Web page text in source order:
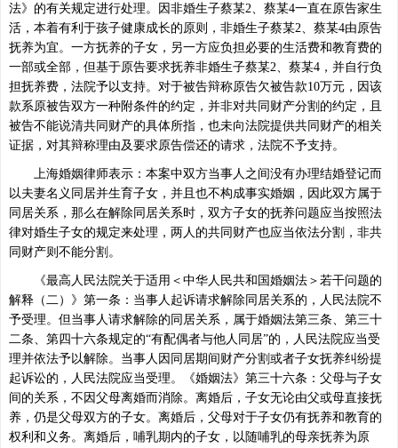
法》的有关规定进行处理。因非婚生子蔡某2、蔡某4一直在原告家生
活，本着有利于孩子健康成长的原则，非婚生子蔡某2、蔡某4由原告
抚养为宜。一方抚养的子女，另一方应负担必要的生活费和教育费的
一部或全部，但基于原告要求抚养非婚生子蔡某2、蔡某4，并自行负
担抚养费，法院予以支持。对于被告辩称原告欠被告款10万元，因该
款系原被告双方一种附条件的约定，并非对共同财产分割的约定，且
被告不能说清共同财产的具体所指，也未向法院提供共同财产的相关
证据，对其辩称理由及要求原告偿还的请求，法院不予支持。
上海婚姻律师表示：本案中双方当事人之间没有办理结婚登记而
以夫妻名义同居并生育子女，并且也不构成事实婚姻，因此双方属于
同居关系，那么在解除同居关系时，双方子女的抚养问题应当按照法
律对婚生子女的规定来处理，两人的共同财产也应当依法分割，非共
同财产则不能分割。
《最高人民法院关于适用＜中华人民共和国婚姻法＞若干问题的
解释（二）》第一条：当事人起诉请求解除同居关系的，人民法院不
予受理。但当事人请求解除的同居关系，属于婚姻法第三条、第三十
二条、第四十六条规定的“有配偶者与他人同居”的，人民法院应当受
理并依法予以解除。当事人因同居期间财产分割或者子女抚养纠纷提
起诉讼的，人民法院应当受理。《婚姻法》第三十六条：父母与子女
间的关系，不因父母离婚而消除。离婚后，子女无论由父或母直接抚
养，仍是父母双方的子女。离婚后，父母对于子女仍有抚养和教育的
权利和义务。离婚后，哺乳期内的子女，以随哺乳的母亲抚养为原